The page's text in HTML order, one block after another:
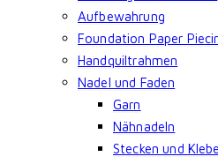
Aufbewahrung
Foundation Paper
Handquiltrahmen
Nadel und Faden
Garn
Nähnadeln
Stecken und